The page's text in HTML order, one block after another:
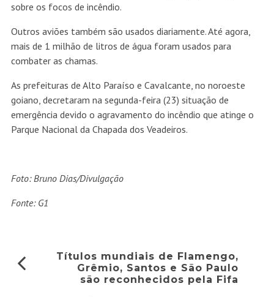
sobre os focos de incêndio.
Outros aviões também são usados diariamente. Até agora,
mais de 1 milhão de litros de água foram usados para
combater as chamas.
As prefeituras de Alto Paraíso e Cavalcante, no noroeste
goiano, decretaram na segunda-feira (23) situação de
emergência devido o agravamento do incêndio que atinge o
Parque Nacional da Chapada dos Veadeiros.
Foto: Bruno Dias/Divulgação
Fonte: G1
Títulos mundiais de Flamengo,
Grêmio, Santos e São Paulo
são reconhecidos pela Fifa